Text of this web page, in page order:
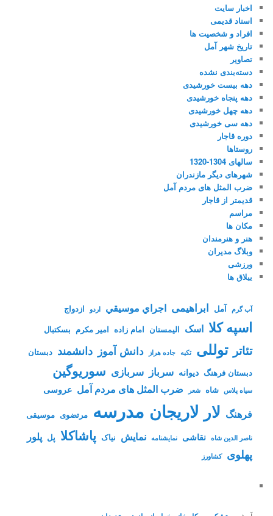
اخبار سایت
اسناد قدیمی
افراد و شخصیت ها
تاریخ شهر آمل
تصاویر
دسته‌بندی نشده
دهه بیست خورشیدی
دهه پنجاه خورشیدی
دهه چهل خورشیدی
دهه سی خورشیدی
دوره قاجار
روستاها
سالهای 1304-1320
شهرهای دیگر مازندران
ضرب المثل های مردم آمل
قدیمتر از قاجار
مراسم
مکان ها
هنر و هنرمندان
وبلاگ مدیران
ورزشی
ییلاق ها
آب گرم آمل ابراهیمی اجراي موسيقي اردو ازدواج
اسپه کلا اسک الیمستان امام زاده امیر مکرم بسکتبال
تئاتر توللی تکیه جاده هراز دانش آموز دانشمند دبستان
دبستان فرهنگ دیوانه سرباز سربازی سوریوگین
سیاه پلاس شاه شعر ضرب المثل های مردم آمل عروسی
فرهنگ لار لاریجان مدرسه مرتضوی موسیقی
ناصر الدین شاه نقاشی نمايشنامه نمایش نیاک پاشاکلا پل پلور
پهلوی کشاورز